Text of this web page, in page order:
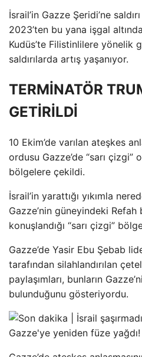
İsrail’in Gazze Şeridi’ne
2023’ten bu yana işgal
Kudüs’te Filistinlilere yönelik
saldırılarda artış yaşanıyor.
TERMİNATÖR
GETİRİLDİ
10 Ekim’de varılan ateşkes
ordusu Gazze’de “sarı çizgi”
bölgelere çekildi.
İsrail’in yarattığı yıkımla
Gazze’nin güneyindeki
konuşlandığı “sarı çizgi”
Gazze’de Yasir Ebu Şebab
tarafından silahlandırılan
paylaşımları, bunların
bulunduğunu gösteriyordu.